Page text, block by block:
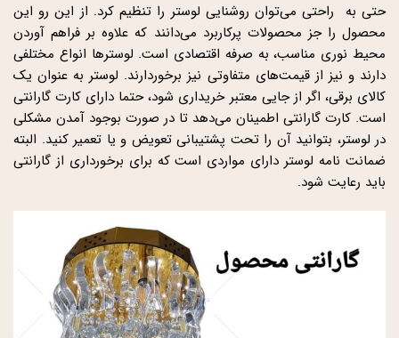
حتی به راحتی می‌توان روشنایی لوستر را تنظیم کرد. از این رو این
محصول را جز محصولات پرکاربرد می‌دانند که علاوه بر فراهم آوردن
محیط نوری مناسب، به صرفه اقتصادی است. لوسترها انواع مختلفی
دارند و نیز از قیمت‌های متفاوتی نیز برخوردارند. لوستر به عنوان یک
کالای برقی، اگر از جایی معتبر خریداری شود، حتما دارای کارت گارانتی
است. کارت گارانتی اطمینان می‌دهد تا در صورت بوجود آمدن مشکلی
در لوستر، بتوانید آن را تحت پشتیبانی تعویض و یا تعمیر کنید. البته
ضمانت نامه لوستر دارای مواردی است که برای برخورداری از گارانتی
باید رعایت شود.